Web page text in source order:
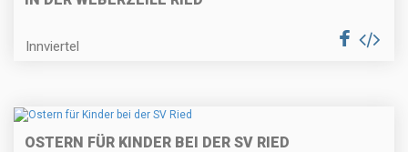
Innviertel
OSTERN FÜR KINDER BEI DER SV RIED